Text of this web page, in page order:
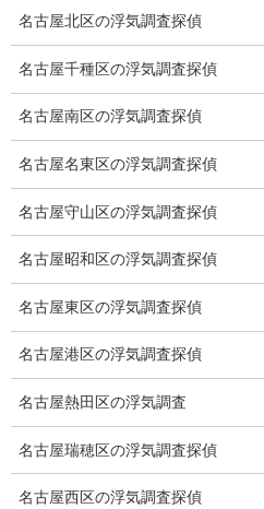
調査機器
探偵の資格
弁護士紹介
浮気調査
浮気調査プランのご案内
浮気調査の相場
名古屋北区の浮気調査探偵
名古屋千種区の浮気調査探偵
名古屋南区の浮気調査探偵
名古屋名東区の浮気調査探偵
名古屋守山区の浮気調査探偵
名古屋昭和区の浮気調査探偵
名古屋東区の浮気調査探偵
名古屋港区の浮気調査探偵
名古屋熱田区の浮気調査
名古屋瑞穂区の浮気調査探偵
名古屋西区の浮気調査探偵